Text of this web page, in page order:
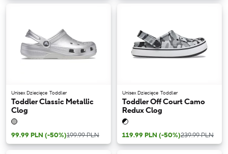
Unisex Dziecięce Toddler
Toddler Classic Metallic
Clog
99.99 PLN (-50%)199.99 PLN
Unisex Dziecięce Toddler
Toddler Off Court Camo
Redux Clog
119.99 PLN (-50%)239.99 PLN